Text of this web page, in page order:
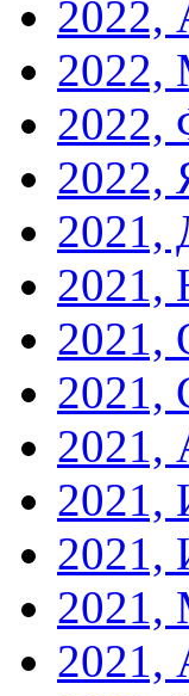
2022,
2022,
2022,
2022,
2021,
2021,
2021,
2021,
2021,
2021,
2021,
2021,
2021,